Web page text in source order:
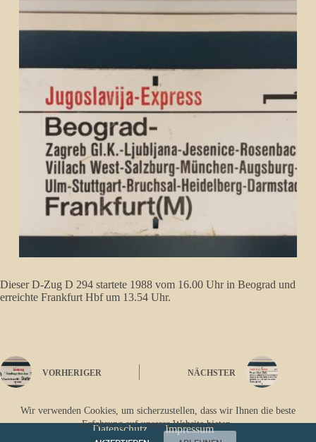
Wir verwenden Cookies, um sicherzustellen, dass wir Ihnen die beste
Erfahrung auf unserer Website bieten.
Dieser D-Zug D 294 startete 1988 vom 16.00 Uhr in Beograd und
erreichte Frankfurt Hbf um 13.54 Uhr.
VORHERIGER NÄCHSTER
Datenschutz Impressum